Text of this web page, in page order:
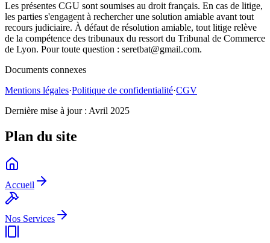
Les présentes CGU sont soumises au droit français. En cas de litige,
les parties s'engagent à rechercher une solution amiable avant tout
recours judiciaire. À défaut de résolution amiable, tout litige relève
de la compétence des tribunaux du ressort du Tribunal de Commerce
de Lyon. Pour toute question : seretbat@gmail.com.
Documents connexes
Mentions légales·Politique de confidentialité·CGV
Dernière mise à jour : Avril 2025
Plan du site
Accueil
Nos Services